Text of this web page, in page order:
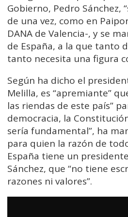
Gobierno, Pedro Sánchez,
de una vez, como en
DANA de Valencia-, y se
de España, a la que tanto
tanto necesita una figura
Según ha dicho el
Melilla, es “apremiante”
las riendas de este país”
democracia, la
sería fundamental”, ha
para quien la razón de
España tiene un
Sánchez, que “no tiene
razones ni valores”.